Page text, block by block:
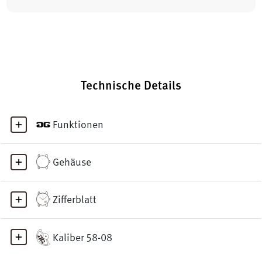
Technische Details
Funktionen
Gehäuse
Zifferblatt
Kaliber 58-08